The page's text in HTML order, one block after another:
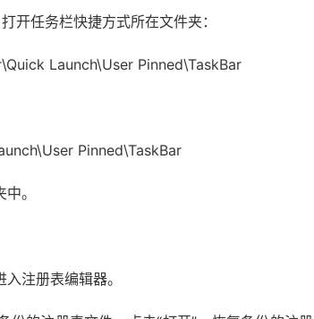
任务栏快捷方式所在文件夹：
Launch\User Pinned\TaskBar
Pinned\TaskBar
。
注册表编辑器。